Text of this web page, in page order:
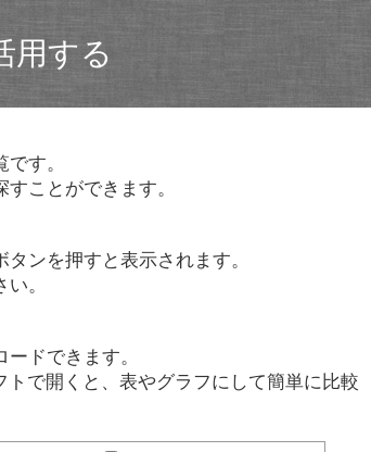
用する
す。
ことができます。
ンを押すと表示されます。
。
ドできます。
で開くと、表やグラフにして簡単に比較